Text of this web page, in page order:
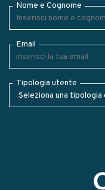
Nome e Cognome
Email
Tipologia utente